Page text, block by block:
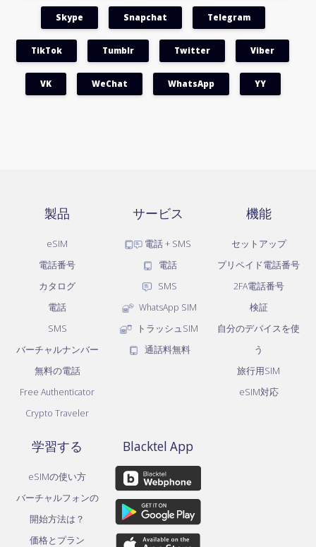
Skype Snapchat Telegram
TikTok Tumblr Twitter Viber
VK WeChat WhatsApp YY
製品
eSIM
電話番号
カタログ
電話
SMS
バーチャルナンバー
無料の電話
Free Authenticator
Crypto Traveler
サービス
電話 + SMS
電話
SMS
WhatsApp SIM
トラッシュSIM
通話料無料
機能
セットアップ
プリペイド電話番号
2FA電話番号
検証
自分のデバイスを使
う
旅行用SIM
eSIM対応
学習する
eSIMの使い方
バーチャルフォンの
開始方法は？
価格とプラン
Blacktel App